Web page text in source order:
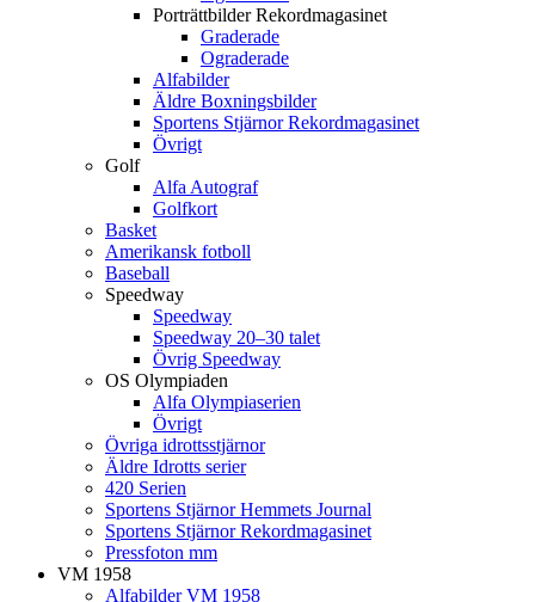
Porträttbilder Rekordmagasinet
Graderade
Ograderade
Alfabilder
Äldre Boxningsbilder
Sportens Stjärnor Rekordmagasinet
Övrigt
Golf
Alfa Autograf
Golfkort
Basket
Amerikansk fotboll
Baseball
Speedway
Speedway
Speedway 20–30 talet
Övrig Speedway
OS Olympiaden
Alfa Olympiaserien
Övrigt
Övriga idrottsstjärnor
Äldre Idrotts serier
420 Serien
Sportens Stjärnor Hemmets Journal
Sportens Stjärnor Rekordmagasinet
Pressfoton mm
VM 1958
Alfabilder VM 1958